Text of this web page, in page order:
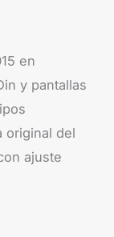
en
y pantallas
original del
ajuste